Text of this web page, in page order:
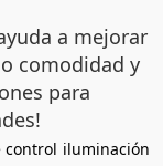
a mejorar
comodidad y
para
control iluminación